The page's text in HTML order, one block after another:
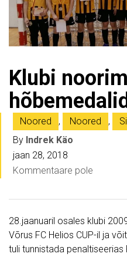
Klubi
hõbemedalid
Noored , Noored ,
By Indrek Käo
jaan 28, 2018
Kommentaare pole
28.jaanuaril osales klubi
Võrus FC Helios CUP-il ja
tuli tunnistada